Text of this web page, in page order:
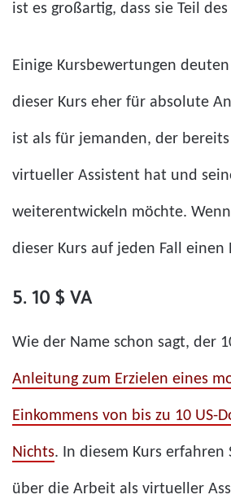
ist es großartig, dass sie Teil
Einige Kursbewertungen
dieser Kurs eher für absolute
ist als für jemanden, der
virtueller Assistent hat und
weiterentwickeln möchte.
dieser Kurs auf jeden Fall einen
5. 10 $ VA
Wie der Name schon sagt, der
Anleitung zum Erzielen eines
Einkommens von bis zu 10 US-
Nichts. In diesem Kurs erfahren
über die Arbeit als virtueller